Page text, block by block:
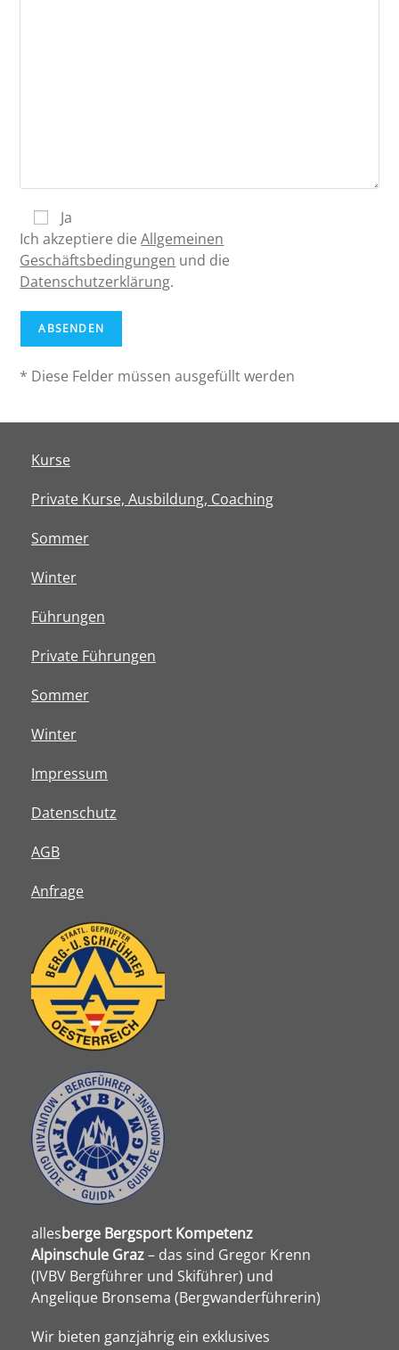
Ja
Ich akzeptiere dieAllgemeinen
Geschäftsbedingungen und die
Datenschutzerklärung.
* Diese Felder müssen ausgefüllt werden
Kurse
Private Kurse, Ausbildung, Coaching
Sommer
Winter
Führungen
Private Führungen
Sommer
Winter
Impressum
Datenschutz
AGB
Anfrage
allesberge Bergsport Kompetenz
Alpinschule Graz– das sind Gregor Krenn
(IVBV Bergführer und Skiführer) und
Angelique Bronsema (Bergwanderführerin)
Wir bieten ganzjährig ein exklusives